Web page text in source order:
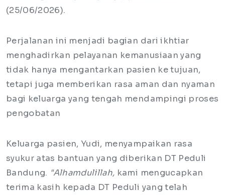
(25/06/2026).
Perjalanan ini menjadi bagian dari ikhtiar
menghadirkan pelayanan kemanusiaan yang
tidak hanya mengantarkan pasien ke tujuan,
tetapi juga memberikan rasa aman dan nyaman
bagi keluarga yang tengah mendampingi proses
pengobatan
Keluarga pasien, Yudi, menyampaikan rasa
syukur atas bantuan yang diberikan DT Peduli
Bandung. "Alhamdulillah, kami mengucapkan
terima kasih kepada DT Peduli yang telah